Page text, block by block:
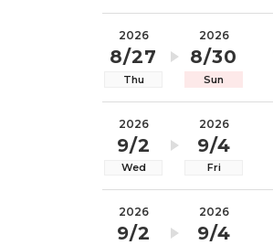
2026
8/27
Thu
2026
8/30
Sun
2026
9/2
Wed
2026
9/4
Fri
2026
9/2
2026
9/4